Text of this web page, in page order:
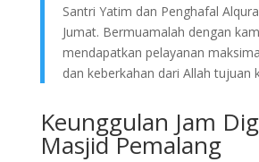
Santri Yatim dan Penghafal
Jumat. Bermuamalah dengan
mendapatkan pelayanan
dan keberkahan dari Allah tujuan
Keunggulan Jam
Masjid Pemalang